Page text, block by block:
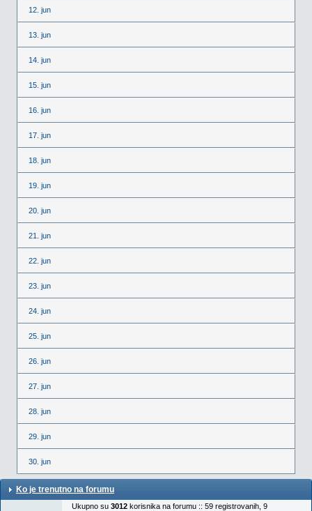
12. jun
13. jun
14. jun
15. jun
16. jun
17. jun
18. jun
19. jun
20. jun
21. jun
22. jun
23. jun
24. jun
25. jun
26. jun
27. jun
28. jun
29. jun
30. jun
Ko je trenutno na forumu
Ukupno su 3012 korisnika na forumu :: 59 registrovanih, 9